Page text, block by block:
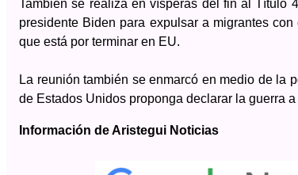
También se realiza en vísperas del fin al Título
presidente Biden para expulsar a migrantes
que está por terminar en EU.
La reunión también se enmarcó en medio de la
de Estados Unidos proponga declarar la guerra
Información de Aristegui Noticias